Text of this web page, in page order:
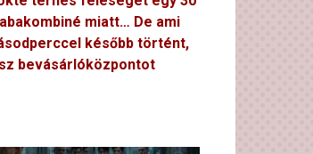
miatt… De ami
később történt,
bevásárlóközpontot